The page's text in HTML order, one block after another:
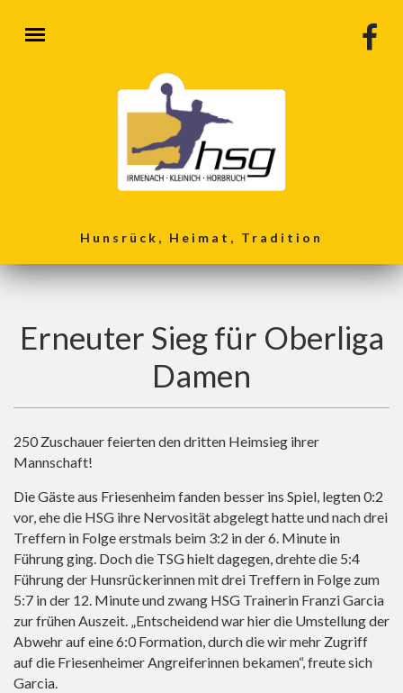
Hunsrück, Heimat, Tradition
Erneuter Sieg für Oberliga
Damen
250 Zuschauer feierten den dritten Heimsieg ihrer
Mannschaft!
Die Gäste aus Friesenheim fanden besser ins Spiel, legten 0:2
vor, ehe die HSG ihre Nervosität abgelegt hatte und nach drei
Treffern in Folge erstmals beim 3:2 in der 6. Minute in
Führung ging. Doch die TSG hielt dagegen, drehte die 5:4
Führung der Hunsrückerinnen mit drei Treffern in Folge zum
5:7 in der 12. Minute und zwang HSG Trainerin Franzi Garcia
zur frühen Auszeit. „Entscheidend war hier die Umstellung der
Abwehr auf eine 6:0 Formation, durch die wir mehr Zugriff
auf die Friesenheimer Angreiferinnen bekamen“, freute sich
Garcia.